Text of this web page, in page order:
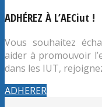
ADHÉREZ À L’AECiut !
Vous souhaitez
aider à promouvoir
dans les IUT,
ADHERER